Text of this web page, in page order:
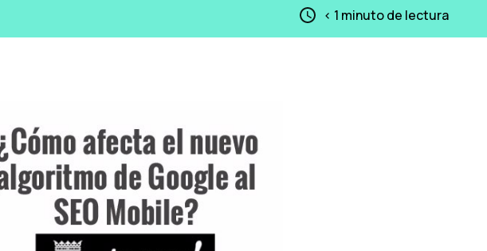
< 1 minuto de lectura